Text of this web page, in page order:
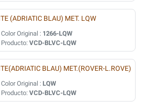
(ADRIATIC BLAU) MET. LQW
Original : 1266-LQW
VCD-BLVC-LQW
BLAU) MET.(ROVER-L.ROVE)
Original : LQW
VCD-BLVC-LQW